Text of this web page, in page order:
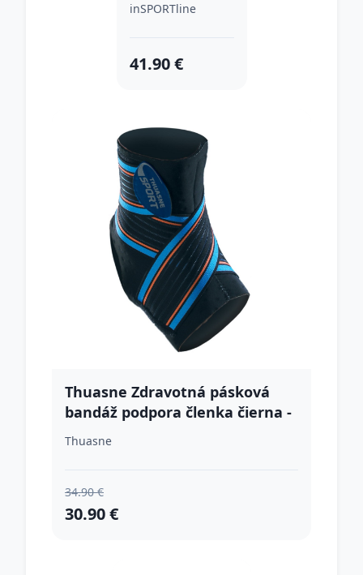
inSPORTline
41.90 €
Thuasne Zdravotná pásková
bandáž podpora členka čierna -
XL
Thuasne
34.90 €
30.90 €